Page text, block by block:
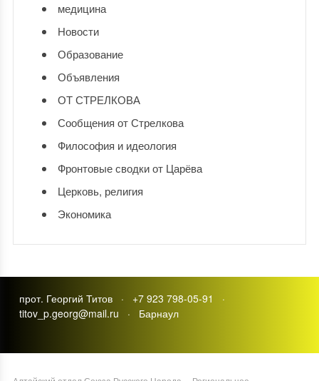
медицина
Новости
Образование
Объявления
ОТ СТРЕЛКОВА
Сообщения от Стрелкова
Философия и идеология
Фронтовые сводки от Царёва
Церковь, религия
Экономика
прот. Георгий Титов · +7 923 798-05-91 ·
titov_p.georg@mail.ru · Барнаул